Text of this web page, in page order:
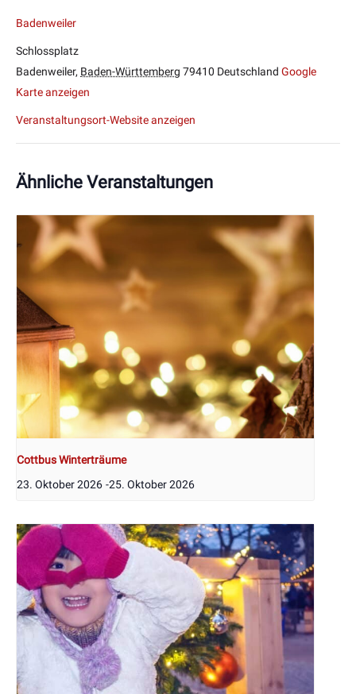
Badenweiler
Schlossplatz
Badenweiler, Baden-Württemberg 79410 Deutschland Google
Karte anzeigen
Veranstaltungsort-Website anzeigen
Ähnliche Veranstaltungen
Cottbus Winterträume
23. Oktober 2026 -25. Oktober 2026